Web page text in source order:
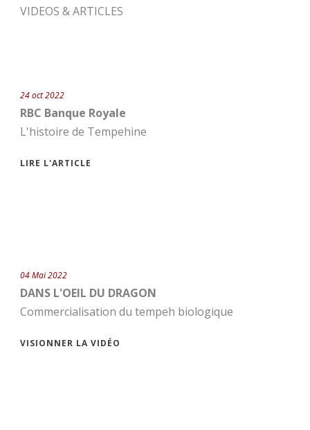
VIDEOS & ARTICLES
24 oct 2022
RBC Banque Royale
L'histoire de Tempehine
LIRE L'ARTICLE
04 Mai 2022
DANS L'OEIL DU DRAGON
Commercialisation du tempeh biologique
VISIONNER LA VIDÉO